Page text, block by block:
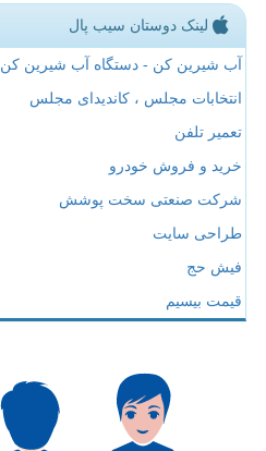
لینک دوستان سیب پال
آب شیرین کن - دستگاه آب شیرین کن
انتخابات مجلس ، کاندیدای مجلس
تعمیر تلفن
خرید و فروش خودرو
شرکت صنعتی سخت پوشش
طراحی سایت
فیش حج
قیمت بیسیم